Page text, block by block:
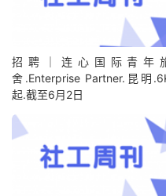
招聘｜连心国际青年
舍.Enterprise Partner.昆明
起.截至6月2日